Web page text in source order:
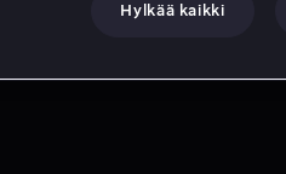
Hylkää kaikki